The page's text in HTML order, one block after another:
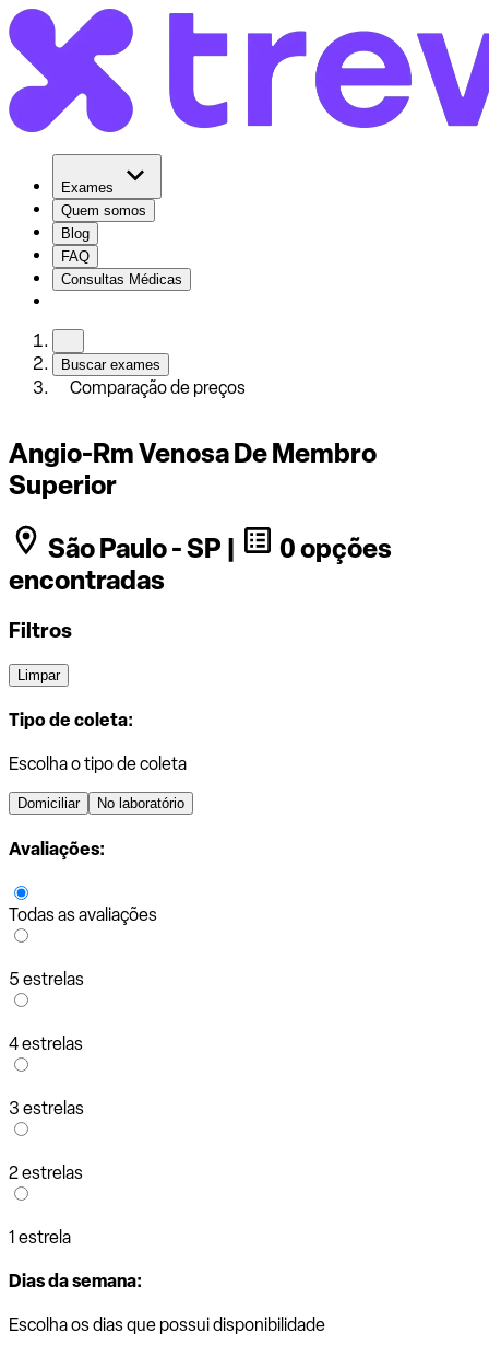
Exames
Quem somos
Blog
FAQ
Consultas Médicas
Buscar exames
Comparação de preços
Angio-Rm Venosa De Membro
Superior
São Paulo - SP |
0 opções
encontradas
Filtros
Limpar
Tipo de coleta:
Escolha o tipo de coleta
Domiciliar No laboratório
Avaliações:
Todas as avaliações
5 estrelas
4 estrelas
3 estrelas
2 estrelas
1 estrela
Dias da semana:
Escolha os dias que possui disponibilidade